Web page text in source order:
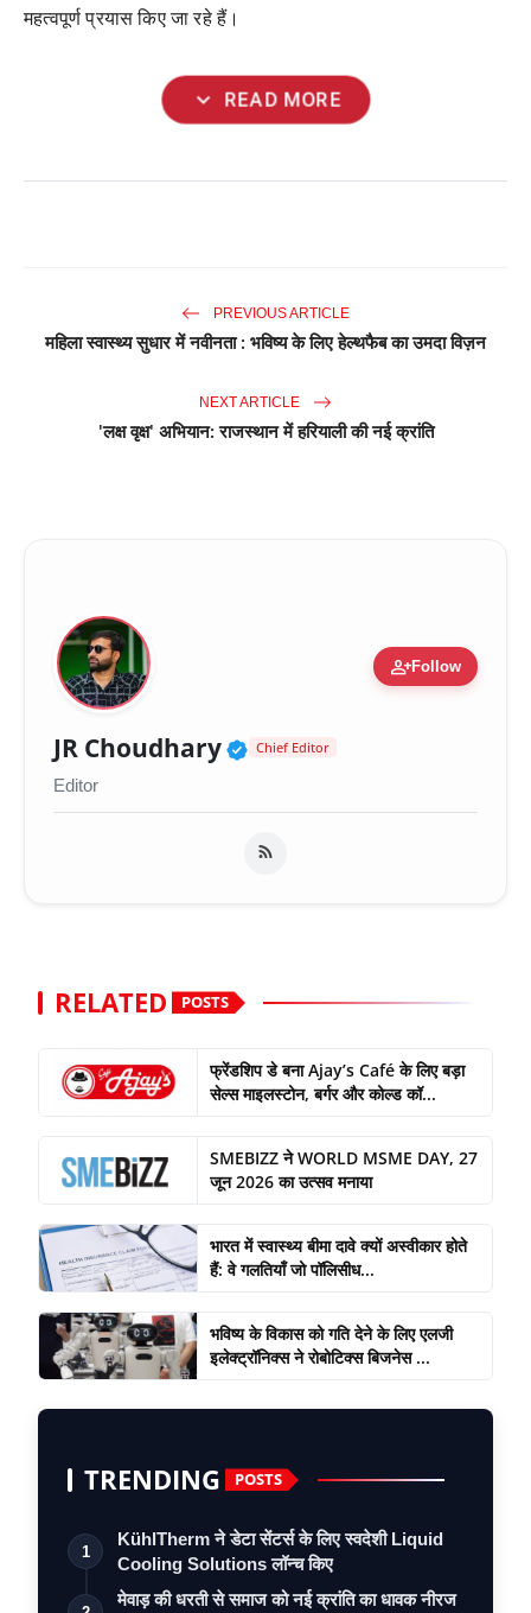
महत्वपूर्ण प्रयास किए जा रहे हैं।
expand_more READ MORE
PREVIOUS ARTICLE
महिला स्वास्थ्य सुधार में नवीनता : भविष्य के लिए हेल्थफैब का उमदा विज़न
NEXT ARTICLE
'लक्ष वृक्ष' अभियान: राजस्थान में हरियाली की नई क्रांति
person_addFollow
JR Choudhary Verified Public Figure
Chief Editor
Editor
RELATED POSTS
फ्रेंडशिप डे बना Ajay’s Café के लिए बड़ा
सेल्स माइलस्टोन, बर्गर और कोल्ड कॉ...
SMEBIZZ ने WORLD MSME DAY, 27
जून 2026 का उत्सव मनाया
भारत में स्वास्थ्य बीमा दावे क्यों अस्वीकार होते
हैं: वे गलतियाँ जो पॉलिसीध...
भविष्य के विकास को गति देने के लिए एलजी
इलेक्ट्रॉनिक्स ने रोबोटिक्स बिजनेस ...
TRENDING POSTS
1
KühlTherm ने डेटा सेंटर्स के लिए स्वदेशी Liquid
Cooling Solutions लॉन्च किए
मेवाड़ की धरती से समाज को नई क्रांति का धावक नीरज